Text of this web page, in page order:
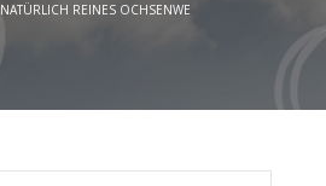
NATÜRLICH REINES OCHSENWE